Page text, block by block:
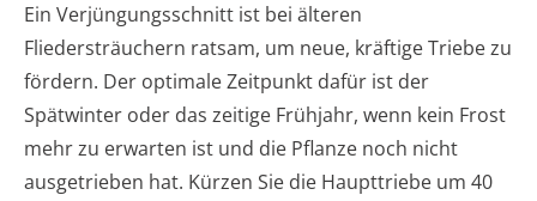
Ein Verjüngungsschnitt ist bei älteren
Fliedersträuchern ratsam, um neue, kräftige Triebe zu
fördern. Der optimale Zeitpunkt dafür ist der
Spätwinter oder das zeitige Frühjahr, wenn kein Frost
mehr zu erwarten ist und die Pflanze noch nicht
ausgetrieben hat. Kürzen Sie die Haupttriebe um 40